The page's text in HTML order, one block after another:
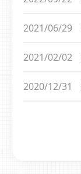
2021/06/29
2021/02/02
2020/12/31